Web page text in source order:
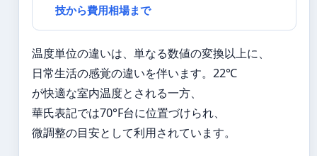
技から費用相場まで
温度単位の違いは、単なる数値の変換以上に、
日常生活の感覚の違いを伴います。22℃
が快適な室内温度とされる一方、
華氏表記では70°F台に位置づけられ、
微調整の目安として利用されています。